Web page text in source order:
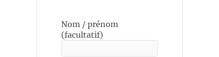
Nom / prénom
(facultatif)